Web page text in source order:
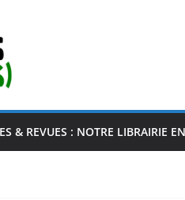
& REVUES : NOTRE LIBRAIRIE